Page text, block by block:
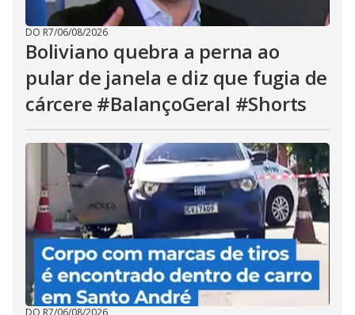
DO R7/06/08/2026
Boliviano quebra a perna ao
pular de janela e diz que fugia de
cárcere #BalançoGeral #Shorts
DO R7/06/08/2026